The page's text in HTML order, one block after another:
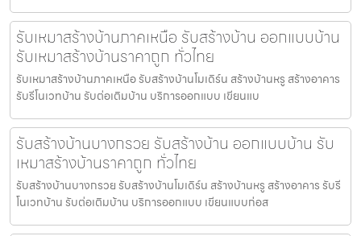
รับเหมาสร้างบ้านภาคเหนือ รับสร้างบ้าน ออกแบบบ้าน
รับเหมาสร้างบ้านราคาถูก ทั่วไทย
รับเหมาสร้างบ้านภาคเหนือ รับสร้างบ้านโมเดิร์น สร้างบ้านหรู สร้างอาคาร
รับรีโนเวทบ้าน รับต่อเติมบ้าน บริการออกแบบ เขียนแบ
รับสร้างบ้านบางกรวย รับสร้างบ้าน ออกแบบบ้าน รับ
เหมาสร้างบ้านราคาถูก ทั่วไทย
รับสร้างบ้านบางกรวย รับสร้างบ้านโมเดิร์น สร้างบ้านหรู สร้างอาคาร รับรี
โนเวทบ้าน รับต่อเติมบ้าน บริการออกแบบ เขียนแบบก่อส